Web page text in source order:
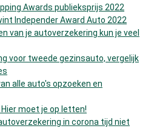
Awards publieksprijs 2022
Independer Award Auto 2022
van je autoverzekering kun je veel
voor tweede gezinsauto, vergelijk
alle auto's opzoeken en
moet je op letten!
in corona tijd niet